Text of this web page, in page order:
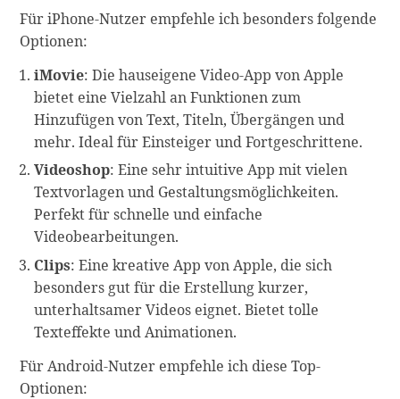
Für iPhone-Nutzer empfehle ich besonders folgende
Optionen:
iMovie: Die hauseigene Video-App von Apple
bietet eine Vielzahl an Funktionen zum
Hinzufügen von Text, Titeln, Übergängen und
mehr. Ideal für Einsteiger und Fortgeschrittene.
Videoshop: Eine sehr intuitive App mit vielen
Textvorlagen und Gestaltungsmöglichkeiten.
Perfekt für schnelle und einfache
Videobearbeitungen.
Clips: Eine kreative App von Apple, die sich
besonders gut für die Erstellung kurzer,
unterhaltsamer Videos eignet. Bietet tolle
Texteffekte und Animationen.
Für Android-Nutzer empfehle ich diese Top-
Optionen: